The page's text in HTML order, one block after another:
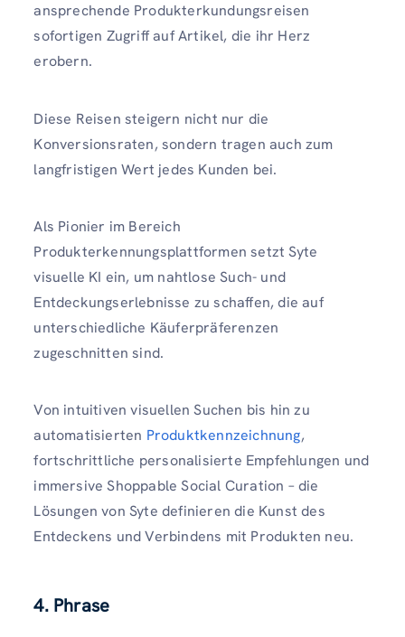
ansprechende Produkterkundungsreisen
sofortigen Zugriff auf Artikel, die ihr Herz
erobern.
Diese Reisen steigern nicht nur die
Konversionsraten, sondern tragen auch zum
langfristigen Wert jedes Kunden bei.
Als Pionier im Bereich
Produkterkennungsplattformen setzt Syte
visuelle KI ein, um nahtlose Such- und
Entdeckungserlebnisse zu schaffen, die auf
unterschiedliche Käuferpräferenzen
zugeschnitten sind.
Von intuitiven visuellen Suchen bis hin zu
automatisierten Produktkennzeichnung,
fortschrittliche personalisierte Empfehlungen und
immersive Shoppable Social Curation – die
Lösungen von Syte definieren die Kunst des
Entdeckens und Verbindens mit Produkten neu.
4. Phrase